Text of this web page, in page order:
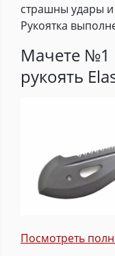
страшны удары
Рукоятка
Мачете №1
рукоять
Посмотреть